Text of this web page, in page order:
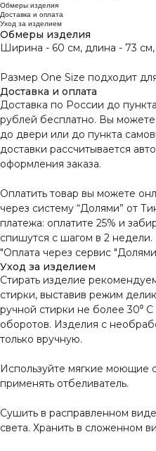
Обмеры изделия
Доставка и оплата
Уход за изделием
Обмеры изделия
Ширина - 60 см, длина - 73 см,
Размер One Size подходит
Доставка и оплата
Доставка по России до
рублей бесплатно. Вы можете
до двери или до пункта
доставки рассчитывается
оформления заказа.
Оплатить товар вы можете
через систему “Долями” от
платежа: оплатите 25% и
спишутся с шагом в 2
"Оплата через сервис
Уход за изделием
Стирать изделие
стирки, выставив режим
ручной стирки не более 30⁰
оборотов. Изделия с
только вручную.
Используйте мягкие моющие
применять отбеливатель.
Сушить в расправленном
света. Хранить в сложенном